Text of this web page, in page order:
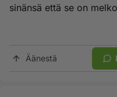
sinänsä että se on
Äänestä